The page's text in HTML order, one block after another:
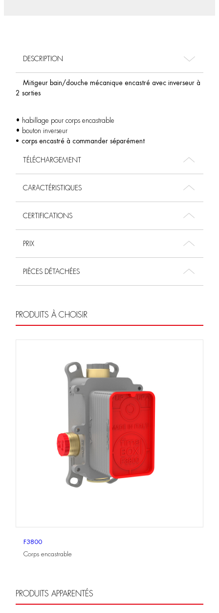
DESCRIPTION
Mitigeur bain/douche mécanique encastré avec inverseur à
2 sorties
• habillage pour corps encastrable
• bouton inverseur
• corps encastré à commander séparément
TÉLÉCHARGEMENT
CARACTÉRISTIQUES
CERTIFICATIONS
PRIX
PIÈCES DÉTACHÉES
PRODUITS À CHOISIR
F3800
Corps encastrable
PRODUITS APPARENTÉS